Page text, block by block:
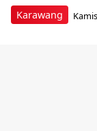
Karawang